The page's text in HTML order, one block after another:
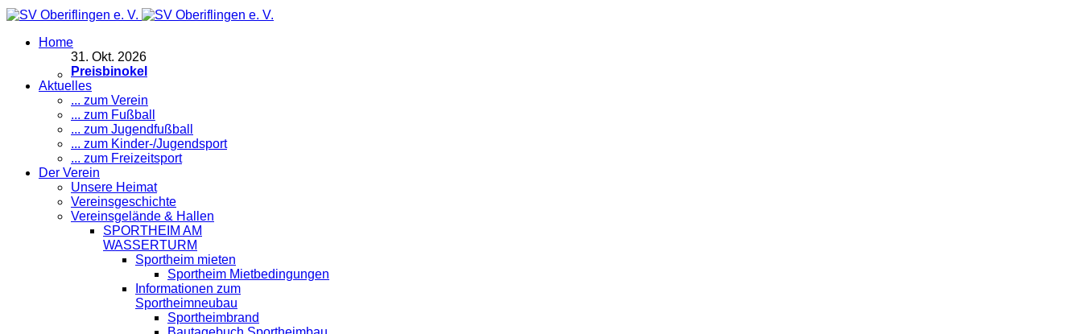
Home
31. Okt. 2026
Preisbinokel
Aktuelles
... zum Verein
... zum Fußball
... zum Jugendfußball
... zum Kinder-/Jugendsport
... zum Freizeitsport
Der Verein
Unsere Heimat
Vereinsgeschichte
Vereinsgelände & Hallen
SPORTHEIM AM
WASSERTURM
Sportheim mieten
Sportheim Mietbedingungen
Informationen zum
Sportheimneubau
Sportheimbrand